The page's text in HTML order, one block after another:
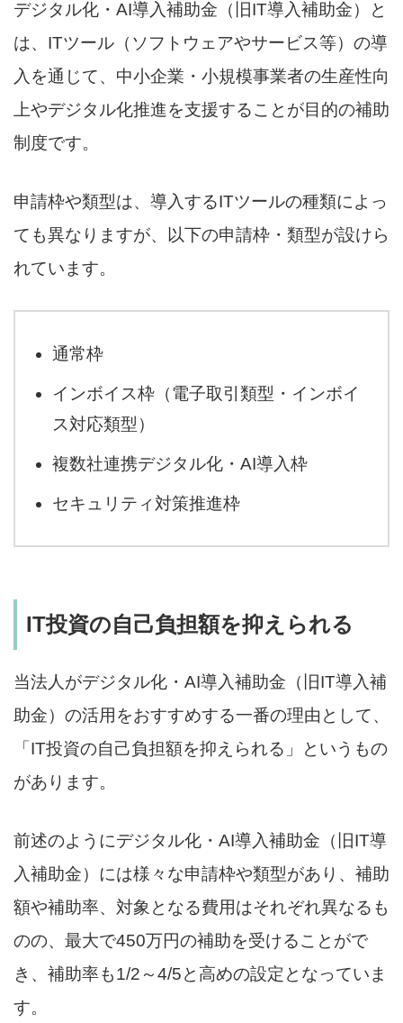
デジタル化・AI導入補助金（旧IT導入補助金）と
は、ITツール（ソフトウェアやサービス等）の導
入を通じて、中小企業・小規模事業者の生産性向
上やデジタル化推進を支援することが目的の補助
制度です。
申請枠や類型は、導入するITツールの種類によっ
ても異なりますが、以下の申請枠・類型が設けら
れています。
通常枠
インボイス枠（電子取引類型・インボイ
ス対応類型）
複数社連携デジタル化・AI導入枠
セキュリティ対策推進枠
IT投資の自己負担額を抑えられる
当法人がデジタル化・AI導入補助金（旧IT導入補
助金）の活用をおすすめする一番の理由として、
「IT投資の自己負担額を抑えられる」というもの
があります。
前述のようにデジタル化・AI導入補助金（旧IT導
入補助金）には様々な申請枠や類型があり、補助
額や補助率、対象となる費用はそれぞれ異なるも
のの、最大で450万円の補助を受けることがで
き、補助率も1/2～4/5と高めの設定となっていま
す。